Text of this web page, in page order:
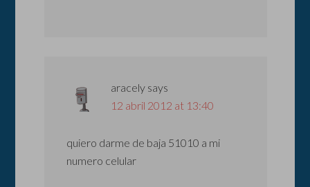
aracely says
12 abril 2012 at 13:40
quiero darme de baja 51010 a mi
numero celular